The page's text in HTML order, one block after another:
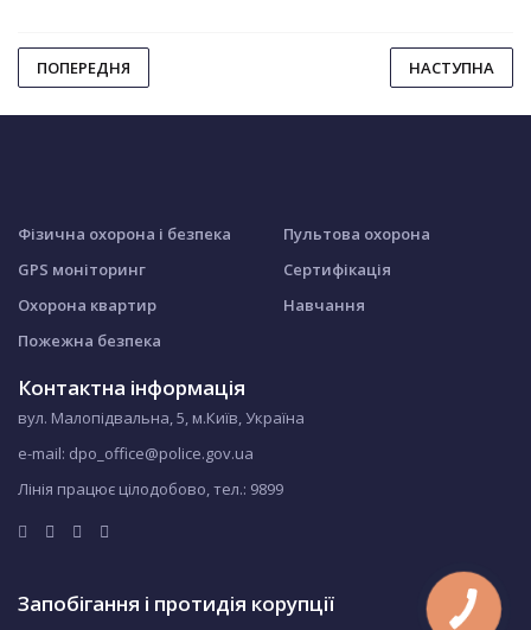
ПОПЕРЕДНЯ НАСТУПНА
Фізична охорона і безпека
GPS моніторинг
Охорона квартир
Пожежна безпека
Пультова охорона
Сертифікація
Навчання
Контактна інформація
вул. Малопідвальна, 5, м.Київ, Україна
e-mail: dpo_office@police.gov.ua
Лінія працює цілодобово, тел.: 9899
Запобігання і протидія корупції